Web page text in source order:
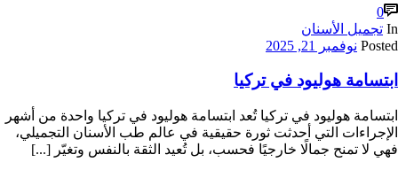
0
In تجميل الأسنان
Posted نوفمبر 21, 2025
ابتسامة هوليود في تركيا
ابتسامة هوليود في تركيا تُعد ابتسامة هوليود في تركيا واحدة من أشهر
الإجراءات التي أحدثت ثورة حقيقية في عالم طب الأسنان التجميلي،
فهي لا تمنح جمالًا خارجيًا فحسب، بل تُعيد الثقة بالنفس وتغيّر [...]